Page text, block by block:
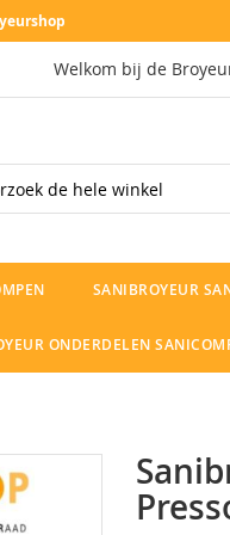
Welkom bij de
SANIBROYEUR
ONDERDELEN